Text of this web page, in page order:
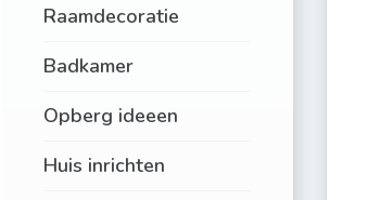
Raamdecoratie
Badkamer
Opberg ideeen
Huis inrichten